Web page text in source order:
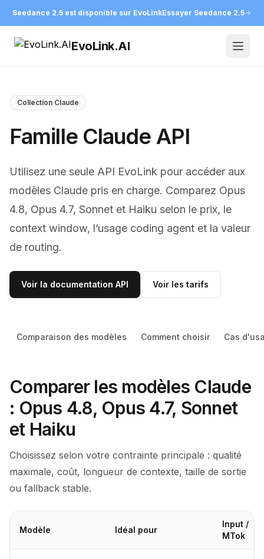
Seedance 2.5 est disponible sur EvoLinkEssayer Seedance 2.5
EvoLink.AI
Collection Claude
Famille Claude API
Utilisez une seule API EvoLink pour accéder aux
modèles Claude pris en charge. Comparez Opus
4.8, Opus 4.7, Sonnet et Haiku selon le prix, le
context window, l’usage coding agent et la valeur
de routing.
Voir la documentation API Voir les tarifs
Comparaison des modèles Comment choisir Cas
Comparer les modèles Claude
: Opus 4.8, Opus 4.7, Sonnet
et Haiku
Choisissez selon votre contrainte principale : qualité
maximale, coût, longueur de contexte, taille de sortie
ou fallback stable.
Modèle Idéal pour
Input /
MTok